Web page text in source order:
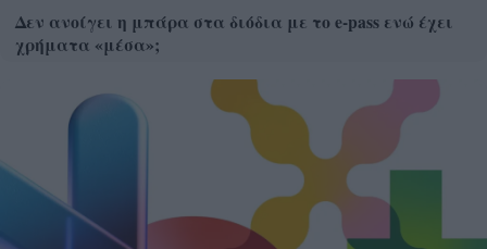
Δεν ανοίγει η μπάρα στα διόδια με το e-pass ενώ έχει
χρήματα «μέσα»;